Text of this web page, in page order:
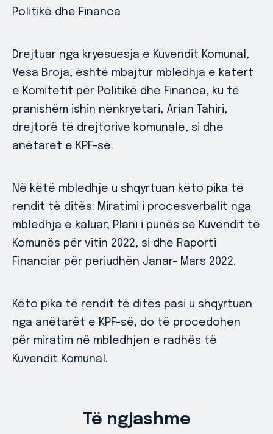
Politikë dhe Financa
Drejtuar nga kryesuesja e Kuvendit Komunal,
Vesa Broja, është mbajtur mbledhja e katërt
e Komitetit për Politikë dhe Financa, ku të
pranishëm ishin nënkryetari, Arian Tahiri,
drejtorë të drejtorive komunale, si dhe
anëtarët e KPF-së.
Në këtë mbledhje u shqyrtuan këto pika të
rendit të ditës: Miratimi i procesverbalit nga
mbledhja e kaluar; Plani i punës së Kuvendit të
Komunës për vitin 2022, si dhe Raporti
Financiar për periudhën Janar- Mars 2022.
Këto pika të rendit të ditës pasi u shqyrtuan
nga anëtarët e KPF-së, do të procedohen
për miratim në mbledhjen e radhës të
Kuvendit Komunal.
Të ngjashme